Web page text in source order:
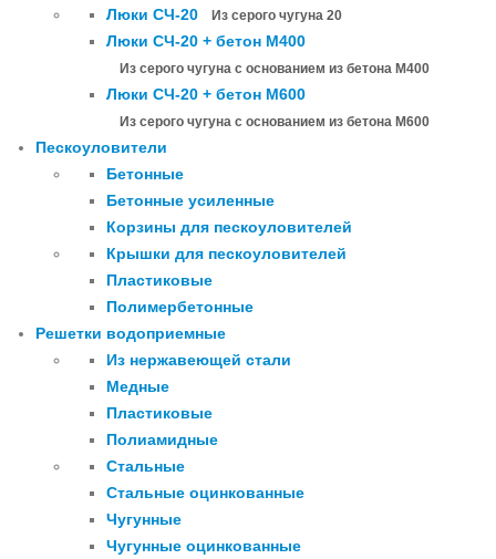
Люки СЧ-20 Из серого чугуна 20
Люки СЧ-20 + бетон М400
Из серого чугуна с основанием из бетона М400
Люки СЧ-20 + бетон М600
Из серого чугуна с основанием из бетона М600
Пескоуловители
Бетонные
Бетонные усиленные
Корзины для пескоуловителей
Крышки для пескоуловителей
Пластиковые
Полимербетонные
Решетки водоприемные
Из нержавеющей стали
Медные
Пластиковые
Полиамидные
Стальные
Стальные оцинкованные
Чугунные
Чугунные оцинкованные